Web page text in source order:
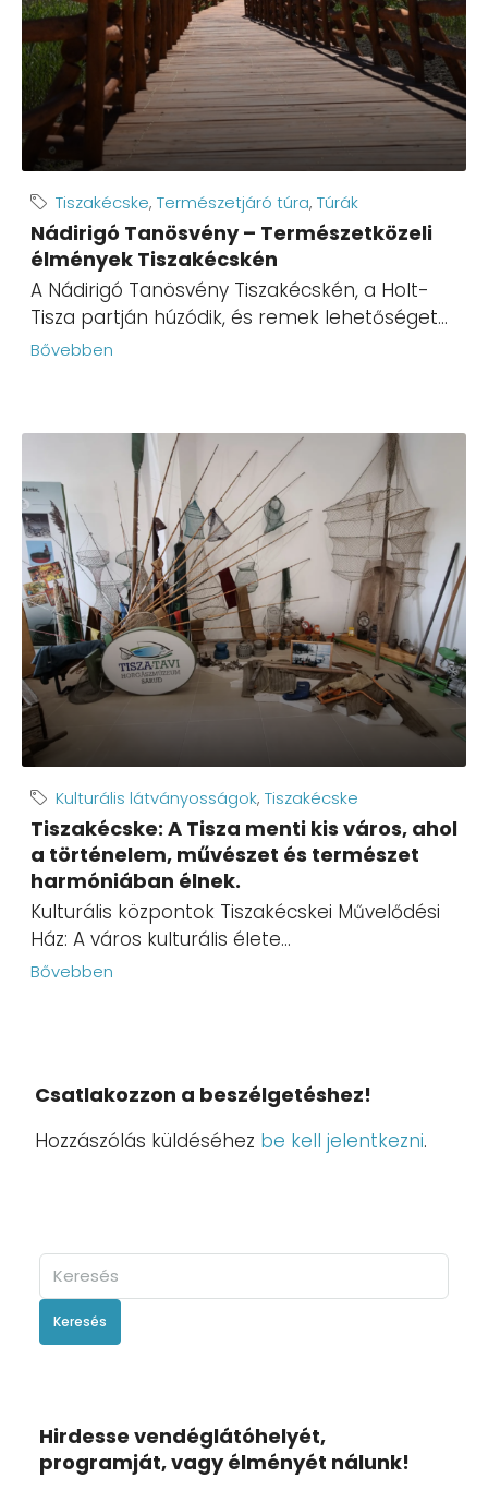
Tiszakécske, Természetjáró túra, Túrák
Nádirigó Tanösvény – Természetközeli
élmények Tiszakécskén
A Nádirigó Tanösvény Tiszakécskén, a Holt-
Tisza partján húzódik, és remek lehetőséget...
Bővebben
Kulturális látványosságok, Tiszakécske
Tiszakécske: A Tisza menti kis város, ahol
a történelem, művészet és természet
harmóniában élnek.
Kulturális központok Tiszakécskei Művelődési
Ház: A város kulturális élete...
Bővebben
Csatlakozzon a beszélgetéshez!
Hozzászólás küldéséhez be kell jelentkezni.
Keresés
Hirdesse vendéglátóhelyét,
programját, vagy élményét nálunk!